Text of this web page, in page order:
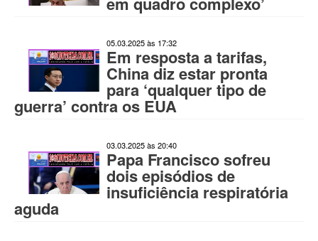
05.03.2025 às 17:32
Em resposta a tarifas,
China diz estar pronta
para ‘qualquer tipo de
guerra’ contra os EUA
03.03.2025 às 20:40
Papa Francisco sofreu
dois episódios de
insuficiência respiratória
aguda